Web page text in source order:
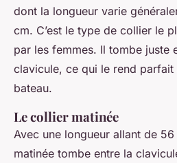
dont la longueur varie
cm. C’est le type de collier le
par les femmes. Il tombe juste
clavicule, ce qui le rend
bateau.
Le collier matinée
Avec une longueur allant de
matinée tombe entre la